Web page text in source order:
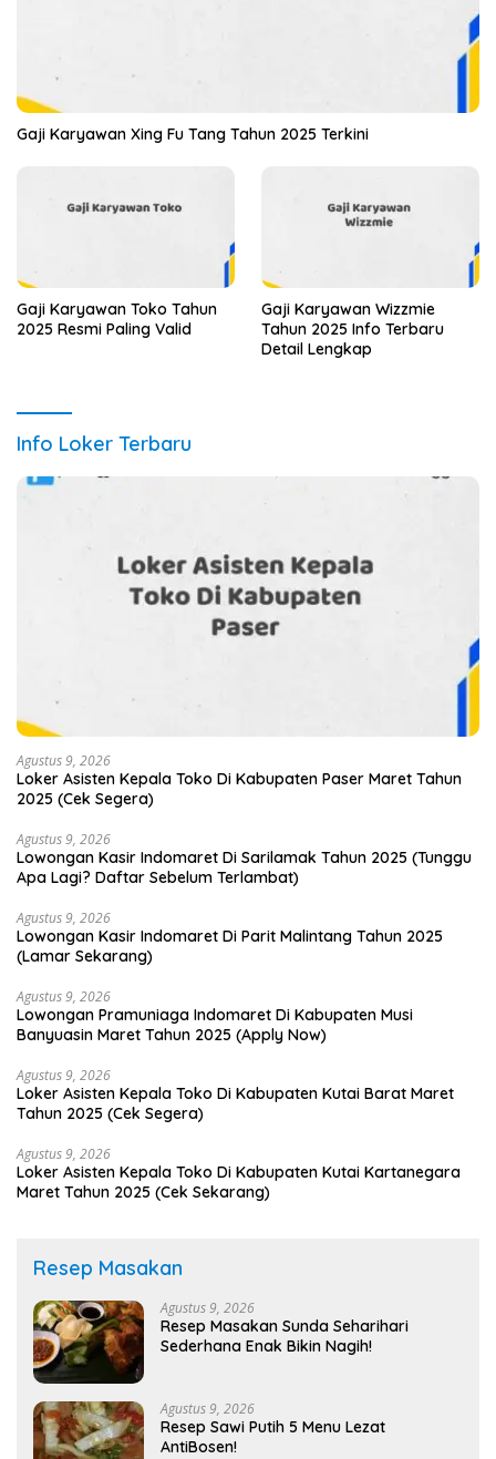
Gaji Karyawan Xing Fu Tang Tahun 2025 Terkini
Gaji Karyawan Toko Tahun
2025 Resmi Paling Valid
Gaji Karyawan Wizzmie
Tahun 2025 Info Terbaru
Detail Lengkap
Info Loker Terbaru
Agustus 9, 2026
Loker Asisten Kepala Toko Di Kabupaten Paser Maret Tahun
2025 (Cek Segera)
Agustus 9, 2026
Lowongan Kasir Indomaret Di Sarilamak Tahun 2025 (Tunggu
Apa Lagi? Daftar Sebelum Terlambat)
Agustus 9, 2026
Lowongan Kasir Indomaret Di Parit Malintang Tahun 2025
(Lamar Sekarang)
Agustus 9, 2026
Lowongan Pramuniaga Indomaret Di Kabupaten Musi
Banyuasin Maret Tahun 2025 (Apply Now)
Agustus 9, 2026
Loker Asisten Kepala Toko Di Kabupaten Kutai Barat Maret
Tahun 2025 (Cek Segera)
Agustus 9, 2026
Loker Asisten Kepala Toko Di Kabupaten Kutai Kartanegara
Maret Tahun 2025 (Cek Sekarang)
Resep Masakan
Agustus 9, 2026
Resep Masakan Sunda Seharihari
Sederhana Enak Bikin Nagih!
Agustus 9, 2026
Resep Sawi Putih 5 Menu Lezat
AntiBosen!